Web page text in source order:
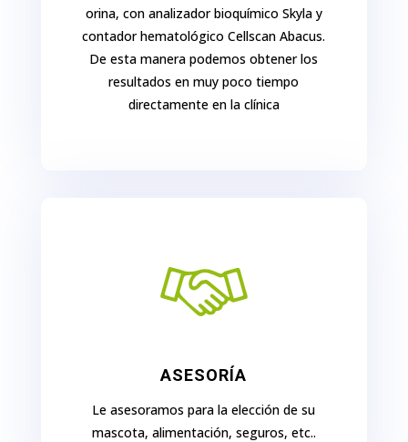
orina, con analizador bioquímico Skyla y
contador hematológico Cellscan Abacus.
De esta manera podemos obtener los
resultados en muy poco tiempo
directamente en la clínica
ASESORÍA
Le asesoramos para la elección de su
mascota, alimentación, seguros, etc..